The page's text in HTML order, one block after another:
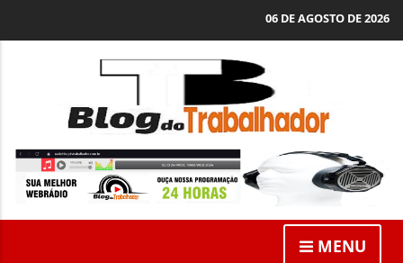
06 DE AGOSTO DE 2026
MENU